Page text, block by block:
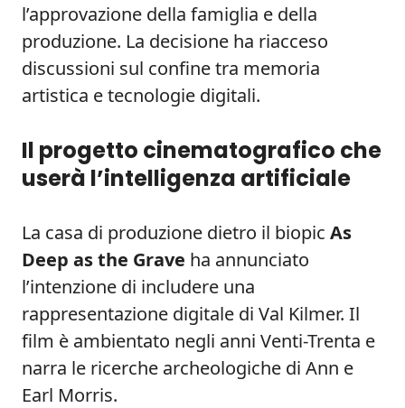
l’approvazione della famiglia e della
produzione. La decisione ha riacceso
discussioni sul confine tra memoria
artistica e tecnologie digitali.
Il progetto cinematografico che
userà l’intelligenza artificiale
La casa di produzione dietro il biopic As
Deep as the Grave ha annunciato
l’intenzione di includere una
rappresentazione digitale di Val Kilmer. Il
film è ambientato negli anni Venti-Trenta e
narra le ricerche archeologiche di Ann e
Earl Morris.